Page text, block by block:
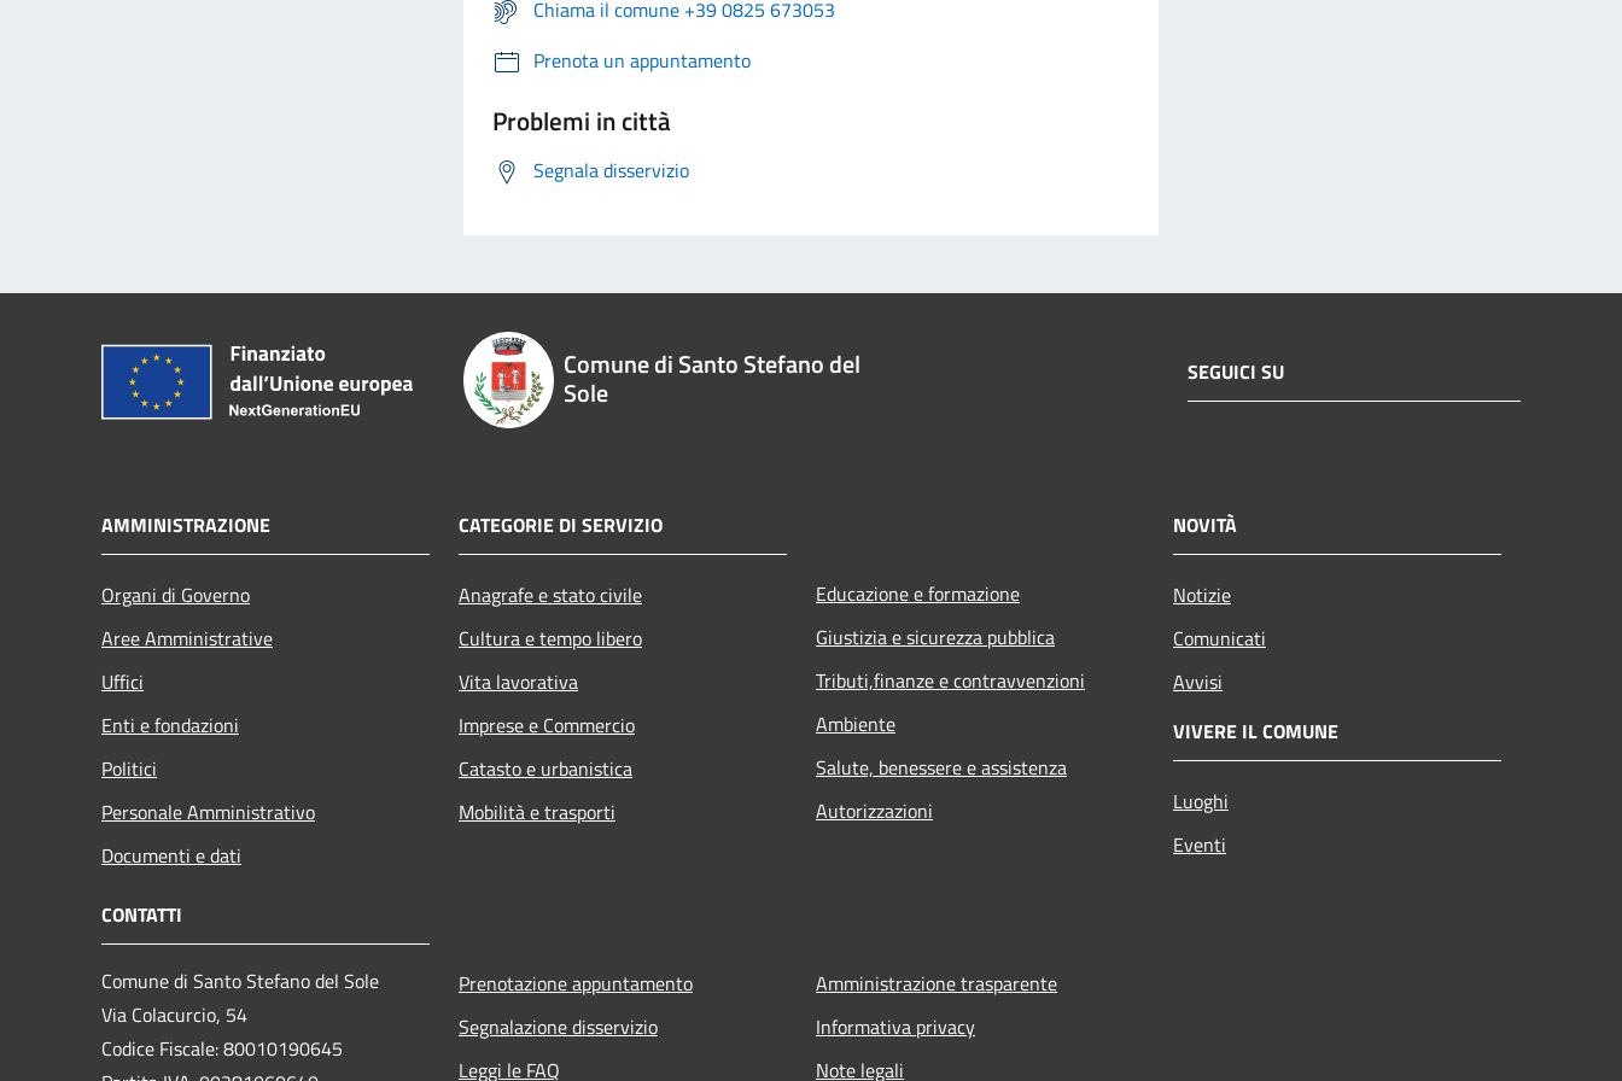
Chiama il comune +39 0825 673053
Prenota un appuntamento
Problemi in città
Segnala disservizio
Comune di Santo Stefano del
Sole
SEGUICI SU
AMMINISTRAZIONE
Organi di Governo
Aree Amministrative
Uffici
Enti e fondazioni
Politici
Personale Amministrativo
Documenti e dati
CATEGORIE DI SERVIZIO
Anagrafe e stato civile
Cultura e tempo libero
Vita lavorativa
Imprese e Commercio
Catasto e urbanistica
Mobilità e trasporti
Educazione e formazione
Giustizia e sicurezza pubblica
Tributi,finanze e contravvenzioni
Ambiente
Salute, benessere e assistenza
Autorizzazioni
NOVITÀ
Notizie
Comunicati
Avvisi
VIVERE IL COMUNE
Luoghi
Eventi
CONTATTI
Comune di Santo Stefano del Sole
Via Colacurcio, 54
Codice Fiscale: 80010190645
Prenotazione appuntamento
Segnalazione disservizio
Leggi le FAQ
Amministrazione trasparente
Informativa privacy
Note legali